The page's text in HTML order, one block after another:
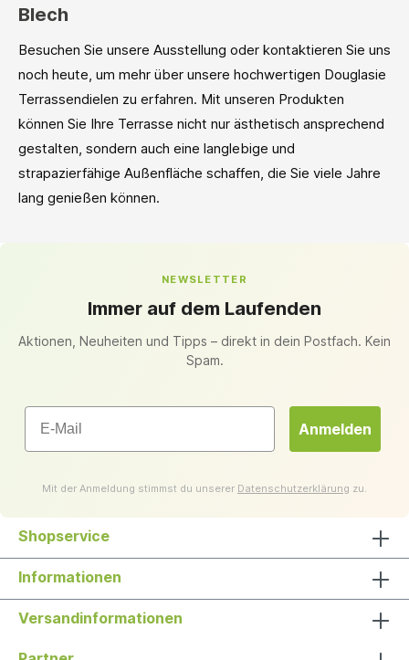
Blech
Besuchen Sie unsere Ausstellung oder kontaktieren Sie uns
noch heute, um mehr über unsere hochwertigen Douglasie
Terrassendielen zu erfahren. Mit unseren Produkten
können Sie Ihre Terrasse nicht nur ästhetisch ansprechend
gestalten, sondern auch eine langlebige und
strapazierfähige Außenfläche schaffen, die Sie viele Jahre
lang genießen können.
NEWSLETTER
Immer auf dem Laufenden
Aktionen, Neuheiten und Tipps – direkt in dein Postfach. Kein
Spam.
Email
Anmelden
Mit der Anmeldung stimmst du unserer Datenschutzerklärung zu.
Shopservice
Informationen
Versandinformationen